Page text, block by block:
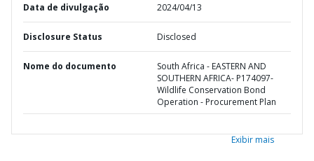
Data de divulgação 2024/04/13
Disclosure Status Disclosed
Nome do documento
South Africa - EASTERN AND
SOUTHERN AFRICA- P174097-
Wildlife Conservation Bond
Operation - Procurement Plan
Exibir mais